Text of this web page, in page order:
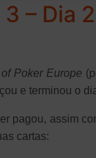
– Dia 2
Poker Europe
e terminou o
pagou, assim
cartas: